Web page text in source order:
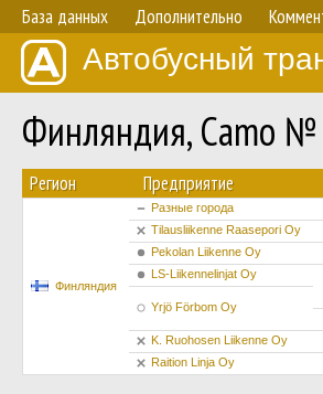
База данных Дополнительно
Автобусный
Финляндия, Camo №
Регион Предприятие
Финляндия
Разные города
Tilausliikenne Raasepori Oy
Pekolan Liikenne Oy
LS-Liikennelinjat Oy
Yrjö Förbom Oy
K. Ruohosen Liikenne Oy
Raition Linja Oy